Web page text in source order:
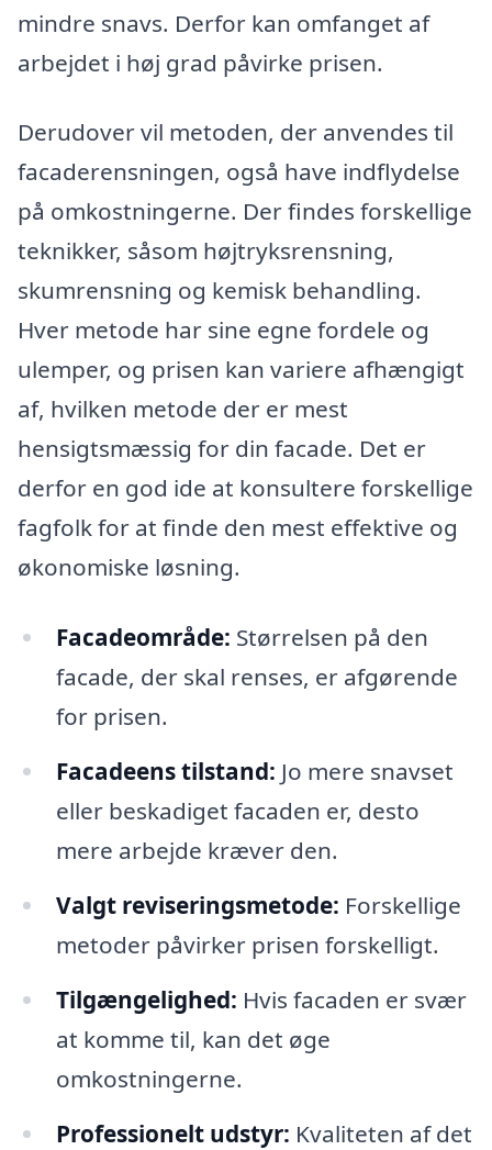
mindre snavs. Derfor kan omfanget af
arbejdet i høj grad påvirke prisen.
Derudover vil metoden, der anvendes til
facaderensningen, også have indflydelse
på omkostningerne. Der findes forskellige
teknikker, såsom højtryksrensning,
skumrensning og kemisk behandling.
Hver metode har sine egne fordele og
ulemper, og prisen kan variere afhængigt
af, hvilken metode der er mest
hensigtsmæssig for din facade. Det er
derfor en god ide at konsultere forskellige
fagfolk for at finde den mest effektive og
økonomiske løsning.
Facadeområde: Størrelsen på den
facade, der skal renses, er afgørende
for prisen.
Facadeens tilstand: Jo mere snavset
eller beskadiget facaden er, desto
mere arbejde kræver den.
Valgt reviseringsmetode: Forskellige
metoder påvirker prisen forskelligt.
Tilgængelighed: Hvis facaden er svær
at komme til, kan det øge
omkostningerne.
Professionelt udstyr: Kvaliteten af det